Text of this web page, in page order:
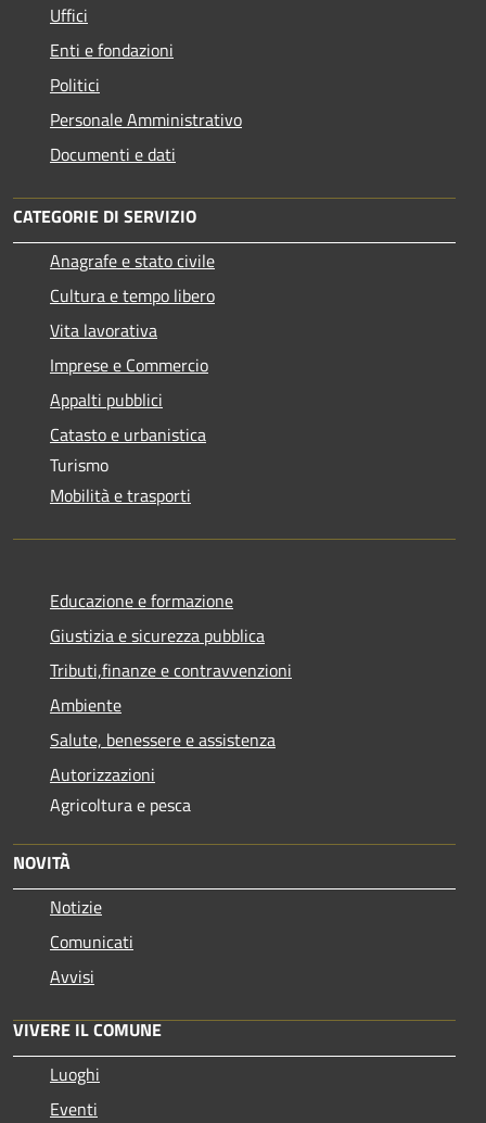
Uffici
Enti e fondazioni
Politici
Personale Amministrativo
Documenti e dati
CATEGORIE DI SERVIZIO
Anagrafe e stato civile
Cultura e tempo libero
Vita lavorativa
Imprese e Commercio
Appalti pubblici
Catasto e urbanistica
Turismo
Mobilità e trasporti
Educazione e formazione
Giustizia e sicurezza pubblica
Tributi,finanze e contravvenzioni
Ambiente
Salute, benessere e assistenza
Autorizzazioni
Agricoltura e pesca
NOVITÀ
Notizie
Comunicati
Avvisi
VIVERE IL COMUNE
Luoghi
Eventi